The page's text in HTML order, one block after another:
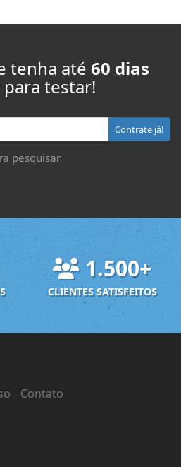
tenha até 60 dias
para testar!
Contrate já!
pesquisar
1.500+
CLIENTES SATISFEITOS
Contato